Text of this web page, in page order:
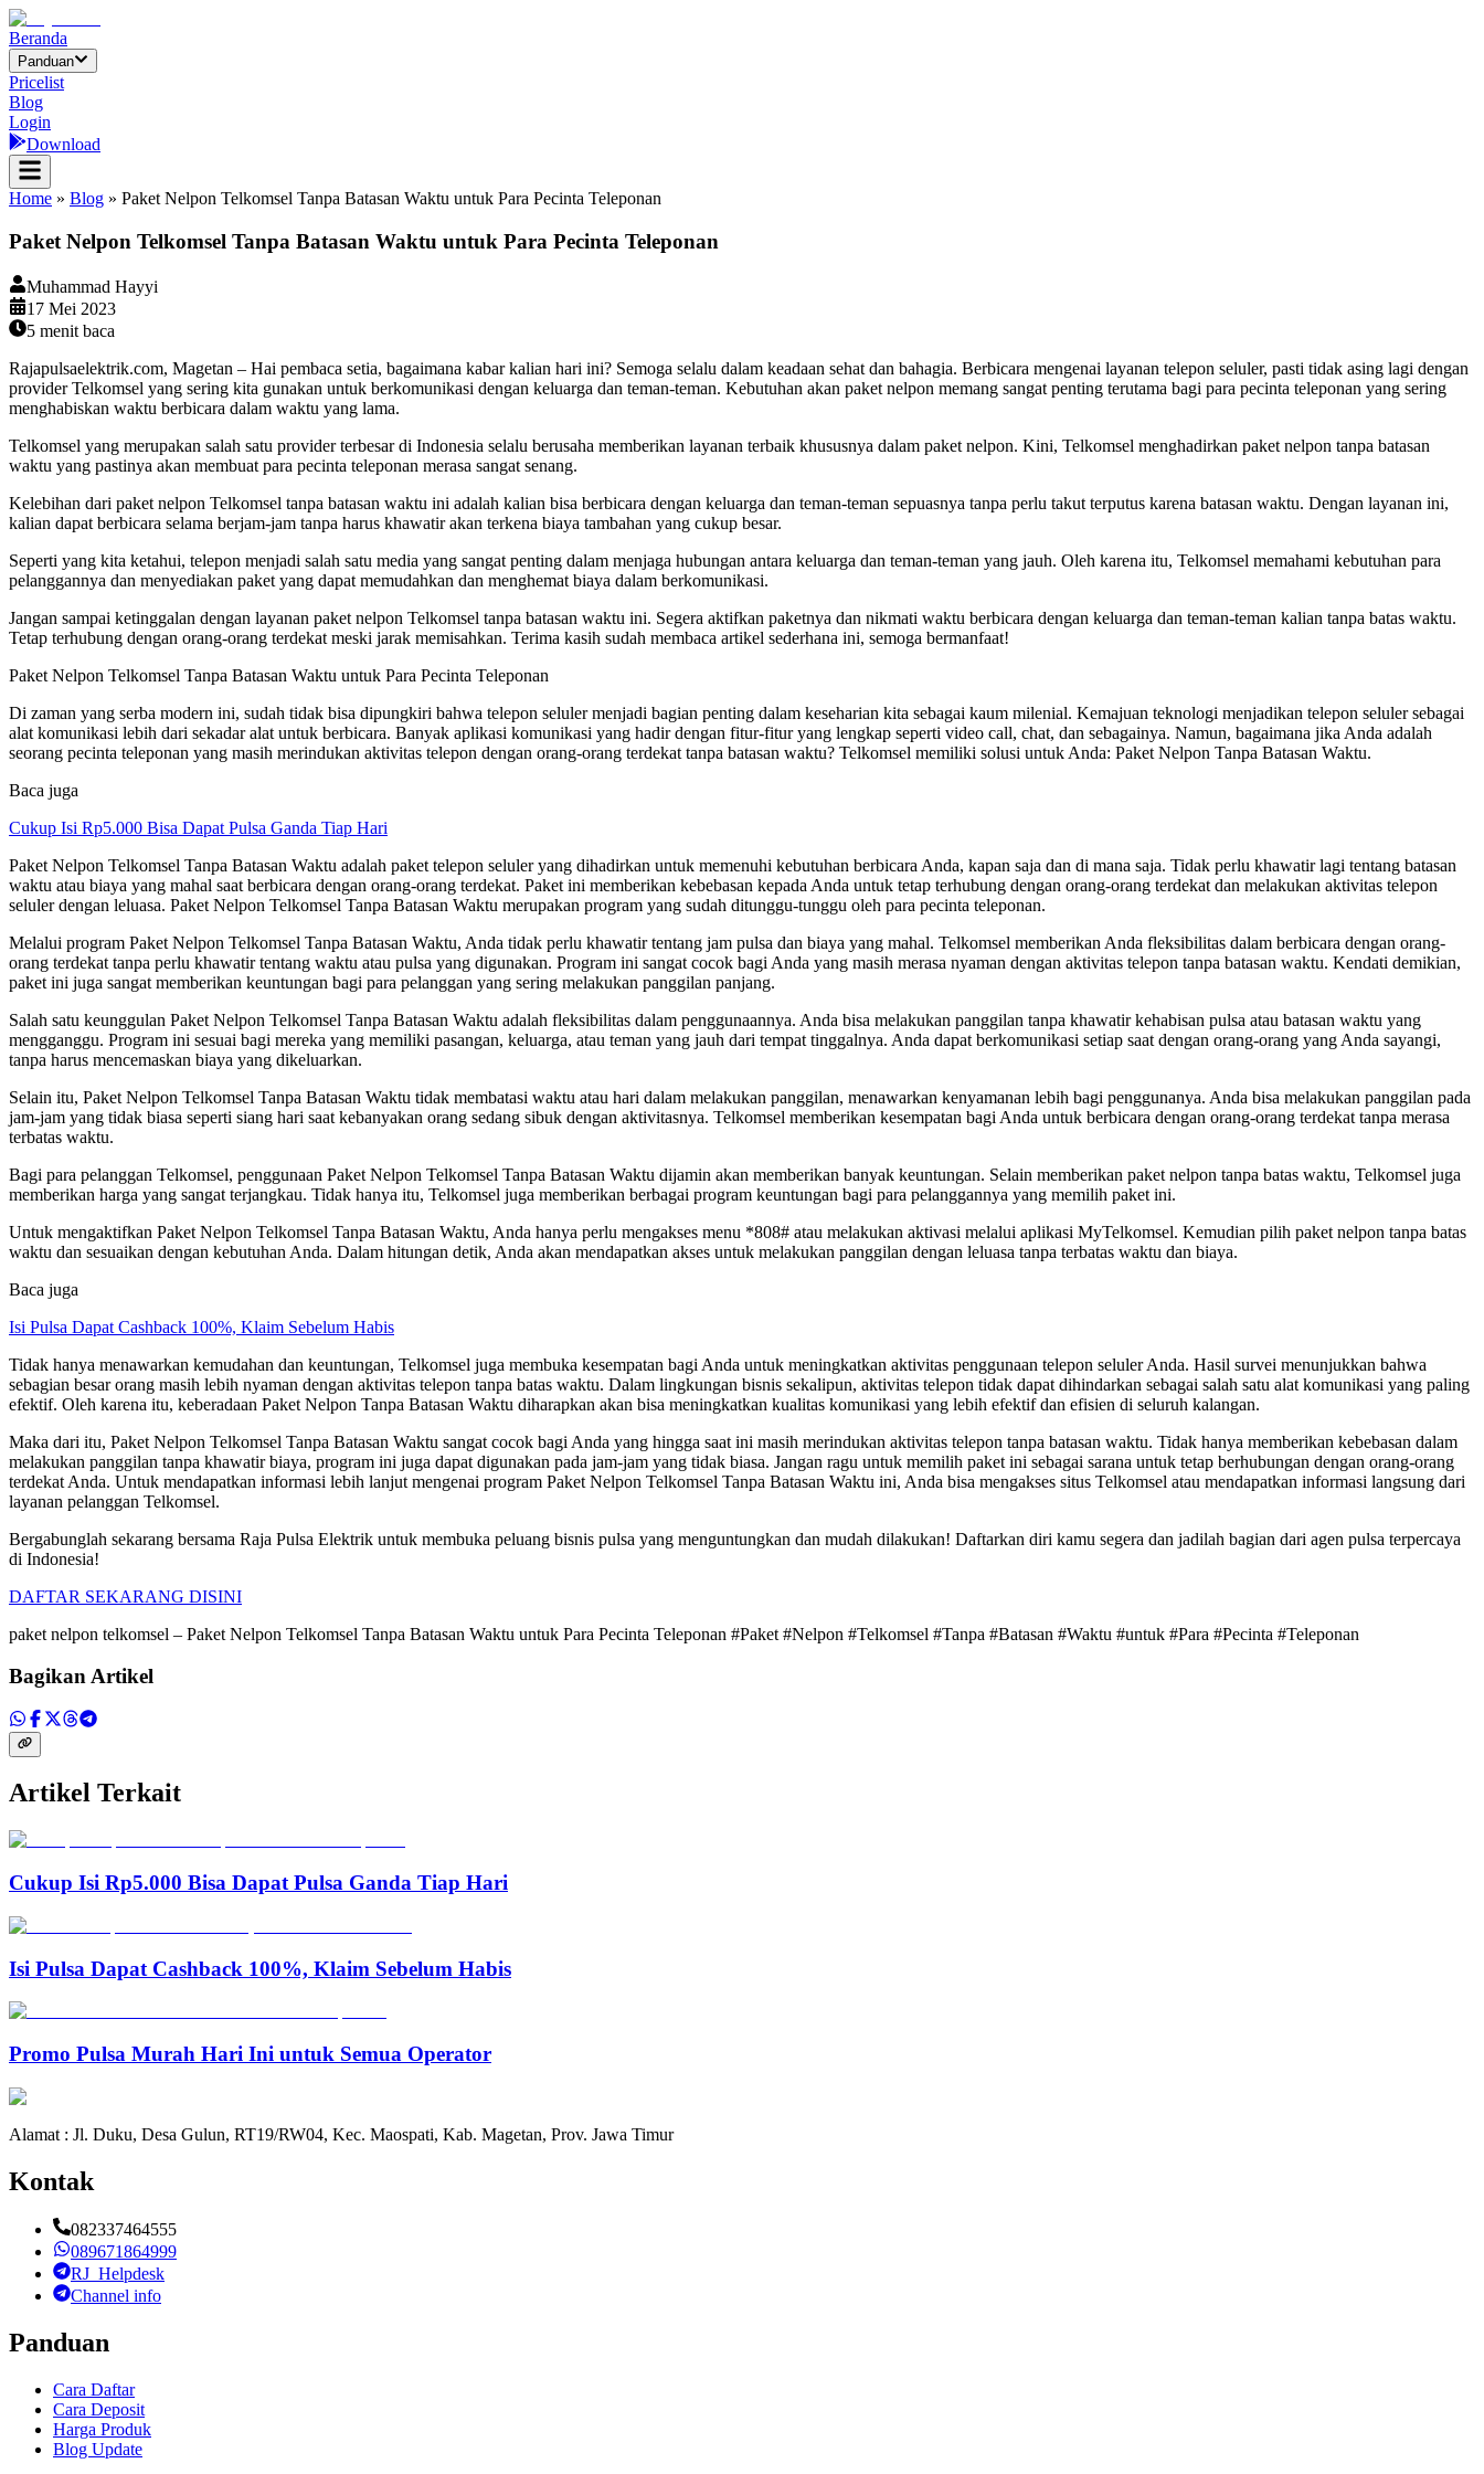
Beranda
Panduan
Pricelist
Blog
Login
Download
Home » Blog » Paket Nelpon Telkomsel Tanpa Batasan Waktu untuk Para Pecinta Teleponan
Paket Nelpon Telkomsel Tanpa Batasan Waktu untuk Para Pecinta Teleponan
Muhammad Hayyi
17 Mei 2023
5 menit baca
Rajapulsaelektrik.com, Magetan – Hai pembaca setia, bagaimana kabar kalian hari ini? Semoga selalu dalam keadaan sehat dan bahagia. Berbicara mengenai layanan telepon seluler, pasti tidak asing lagi dengan
provider Telkomsel yang sering kita gunakan untuk berkomunikasi dengan keluarga dan teman-teman. Kebutuhan akan paket nelpon memang sangat penting terutama bagi para pecinta teleponan yang sering
menghabiskan waktu berbicara dalam waktu yang lama.
Telkomsel yang merupakan salah satu provider terbesar di Indonesia selalu berusaha memberikan layanan terbaik khususnya dalam paket nelpon. Kini, Telkomsel menghadirkan paket nelpon tanpa batasan
waktu yang pastinya akan membuat para pecinta teleponan merasa sangat senang.
Kelebihan dari paket nelpon Telkomsel tanpa batasan waktu ini adalah kalian bisa berbicara dengan keluarga dan teman-teman sepuasnya tanpa perlu takut terputus karena batasan waktu. Dengan layanan ini,
kalian dapat berbicara selama berjam-jam tanpa harus khawatir akan terkena biaya tambahan yang cukup besar.
Seperti yang kita ketahui, telepon menjadi salah satu media yang sangat penting dalam menjaga hubungan antara keluarga dan teman-teman yang jauh. Oleh karena itu, Telkomsel memahami kebutuhan para
pelanggannya dan menyediakan paket yang dapat memudahkan dan menghemat biaya dalam berkomunikasi.
Jangan sampai ketinggalan dengan layanan paket nelpon Telkomsel tanpa batasan waktu ini. Segera aktifkan paketnya dan nikmati waktu berbicara dengan keluarga dan teman-teman kalian tanpa batas waktu.
Tetap terhubung dengan orang-orang terdekat meski jarak memisahkan. Terima kasih sudah membaca artikel sederhana ini, semoga bermanfaat!
Paket Nelpon Telkomsel Tanpa Batasan Waktu untuk Para Pecinta Teleponan
Di zaman yang serba modern ini, sudah tidak bisa dipungkiri bahwa telepon seluler menjadi bagian penting dalam keseharian kita sebagai kaum milenial. Kemajuan teknologi menjadikan telepon seluler sebagai
alat komunikasi lebih dari sekadar alat untuk berbicara. Banyak aplikasi komunikasi yang hadir dengan fitur-fitur yang lengkap seperti video call, chat, dan sebagainya. Namun, bagaimana jika Anda adalah
seorang pecinta teleponan yang masih merindukan aktivitas telepon dengan orang-orang terdekat tanpa batasan waktu? Telkomsel memiliki solusi untuk Anda: Paket Nelpon Tanpa Batasan Waktu.
Baca juga
Cukup Isi Rp5.000 Bisa Dapat Pulsa Ganda Tiap Hari
Paket Nelpon Telkomsel Tanpa Batasan Waktu adalah paket telepon seluler yang dihadirkan untuk memenuhi kebutuhan berbicara Anda, kapan saja dan di mana saja. Tidak perlu khawatir lagi tentang batasan
waktu atau biaya yang mahal saat berbicara dengan orang-orang terdekat. Paket ini memberikan kebebasan kepada Anda untuk tetap terhubung dengan orang-orang terdekat dan melakukan aktivitas telepon
seluler dengan leluasa. Paket Nelpon Telkomsel Tanpa Batasan Waktu merupakan program yang sudah ditunggu-tunggu oleh para pecinta teleponan.
Melalui program Paket Nelpon Telkomsel Tanpa Batasan Waktu, Anda tidak perlu khawatir tentang jam pulsa dan biaya yang mahal. Telkomsel memberikan Anda fleksibilitas dalam berbicara dengan orang-
orang terdekat tanpa perlu khawatir tentang waktu atau pulsa yang digunakan. Program ini sangat cocok bagi Anda yang masih merasa nyaman dengan aktivitas telepon tanpa batasan waktu. Kendati demikian,
paket ini juga sangat memberikan keuntungan bagi para pelanggan yang sering melakukan panggilan panjang.
Salah satu keunggulan Paket Nelpon Telkomsel Tanpa Batasan Waktu adalah fleksibilitas dalam penggunaannya. Anda bisa melakukan panggilan tanpa khawatir kehabisan pulsa atau batasan waktu yang
mengganggu. Program ini sesuai bagi mereka yang memiliki pasangan, keluarga, atau teman yang jauh dari tempat tinggalnya. Anda dapat berkomunikasi setiap saat dengan orang-orang yang Anda sayangi,
tanpa harus mencemaskan biaya yang dikeluarkan.
Selain itu, Paket Nelpon Telkomsel Tanpa Batasan Waktu tidak membatasi waktu atau hari dalam melakukan panggilan, menawarkan kenyamanan lebih bagi penggunanya. Anda bisa melakukan panggilan pada
jam-jam yang tidak biasa seperti siang hari saat kebanyakan orang sedang sibuk dengan aktivitasnya. Telkomsel memberikan kesempatan bagi Anda untuk berbicara dengan orang-orang terdekat tanpa merasa
terbatas waktu.
Bagi para pelanggan Telkomsel, penggunaan Paket Nelpon Telkomsel Tanpa Batasan Waktu dijamin akan memberikan banyak keuntungan. Selain memberikan paket nelpon tanpa batas waktu, Telkomsel juga
memberikan harga yang sangat terjangkau. Tidak hanya itu, Telkomsel juga memberikan berbagai program keuntungan bagi para pelanggannya yang memilih paket ini.
Untuk mengaktifkan Paket Nelpon Telkomsel Tanpa Batasan Waktu, Anda hanya perlu mengakses menu *808# atau melakukan aktivasi melalui aplikasi MyTelkomsel. Kemudian pilih paket nelpon tanpa batas
waktu dan sesuaikan dengan kebutuhan Anda. Dalam hitungan detik, Anda akan mendapatkan akses untuk melakukan panggilan dengan leluasa tanpa terbatas waktu dan biaya.
Baca juga
Isi Pulsa Dapat Cashback 100%, Klaim Sebelum Habis
Tidak hanya menawarkan kemudahan dan keuntungan, Telkomsel juga membuka kesempatan bagi Anda untuk meningkatkan aktivitas penggunaan telepon seluler Anda. Hasil survei menunjukkan bahwa
sebagian besar orang masih lebih nyaman dengan aktivitas telepon tanpa batas waktu. Dalam lingkungan bisnis sekalipun, aktivitas telepon tidak dapat dihindarkan sebagai salah satu alat komunikasi yang paling
efektif. Oleh karena itu, keberadaan Paket Nelpon Tanpa Batasan Waktu diharapkan akan bisa meningkatkan kualitas komunikasi yang lebih efektif dan efisien di seluruh kalangan.
Maka dari itu, Paket Nelpon Telkomsel Tanpa Batasan Waktu sangat cocok bagi Anda yang hingga saat ini masih merindukan aktivitas telepon tanpa batasan waktu. Tidak hanya memberikan kebebasan dalam
melakukan panggilan tanpa khawatir biaya, program ini juga dapat digunakan pada jam-jam yang tidak biasa. Jangan ragu untuk memilih paket ini sebagai sarana untuk tetap berhubungan dengan orang-orang
terdekat Anda. Untuk mendapatkan informasi lebih lanjut mengenai program Paket Nelpon Telkomsel Tanpa Batasan Waktu ini, Anda bisa mengakses situs Telkomsel atau mendapatkan informasi langsung dari
layanan pelanggan Telkomsel.
Bergabunglah sekarang bersama Raja Pulsa Elektrik untuk membuka peluang bisnis pulsa yang menguntungkan dan mudah dilakukan! Daftarkan diri kamu segera dan jadilah bagian dari agen pulsa terpercaya
di Indonesia!
DAFTAR SEKARANG DISINI
paket nelpon telkomsel – Paket Nelpon Telkomsel Tanpa Batasan Waktu untuk Para Pecinta Teleponan #Paket #Nelpon #Telkomsel #Tanpa #Batasan #Waktu #untuk #Para #Pecinta #Teleponan
Bagikan Artikel
Artikel Terkait
Cukup Isi Rp5.000 Bisa Dapat Pulsa Ganda Tiap Hari
Isi Pulsa Dapat Cashback 100%, Klaim Sebelum Habis
Promo Pulsa Murah Hari Ini untuk Semua Operator
Alamat : Jl. Duku, Desa Gulun, RT19/RW04, Kec. Maospati, Kab. Magetan, Prov. Jawa Timur
Kontak
082337464555
089671864999
RJ_Helpdesk
Channel info
Panduan
Cara Daftar
Cara Deposit
Harga Produk
Blog Update